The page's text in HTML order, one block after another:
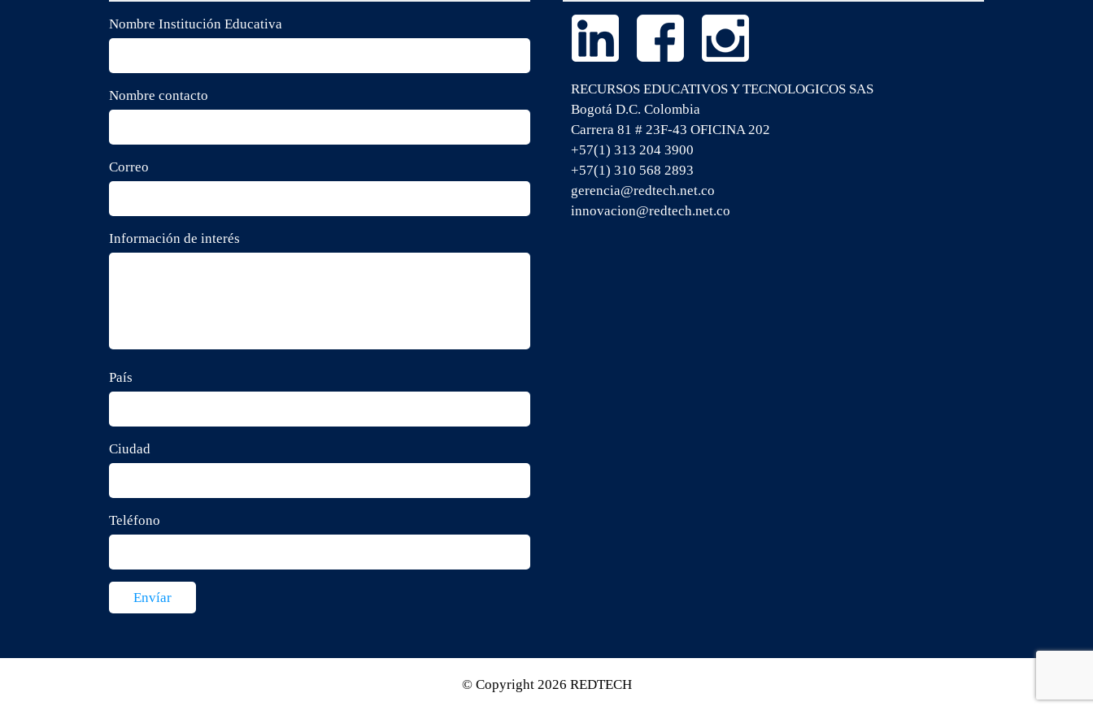
Nombre Institución Educativa
Nombre contacto
Correo
Información de interés
País
Ciudad
Teléfono
RECURSOS EDUCATIVOS Y TECNOLOGICOS SAS
Bogotá D.C. Colombia
Carrera 81 # 23F-43 OFICINA 202
+57(1) 313 204 3900
+57(1) 310 568 2893
gerencia@redtech.net.co
innovacion@redtech.net.co
© Copyright 2026 REDTECH